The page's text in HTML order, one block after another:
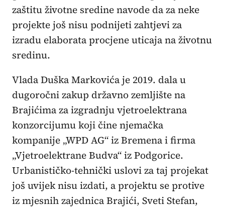
zaštitu životne sredine navode da za neke
projekte još nisu podnijeti zahtjevi za
izradu elaborata procjene uticaja na životnu
sredinu.
Vlada Duška Markovića je 2019. dala u
dugoročni zakup državno zemljište na
Brajićima za izgradnju vjetroelektrana
konzorcijumu koji čine njemačka
kompanije „WPD AG“ iz Bremena i firma
„Vjetroelektrane Budva“ iz Podgorice.
Urbanističko-tehnički uslovi za taj projekat
još uvijek nisu izdati, a projektu se protive
iz mjesnih zajednica Brajići, Sveti Stefan,